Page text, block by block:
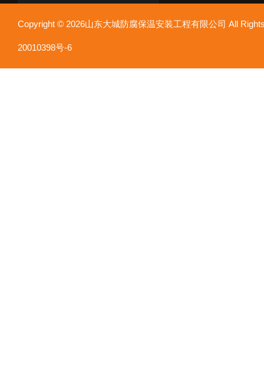
Copyright © 2026山东大城防腐保温安装工程有限公司 All
20010398号-6